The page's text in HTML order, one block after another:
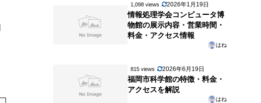
1,098 views 2026年1月19日
情報処理学会コンピュータ博
物館の展示内容・営業時間・
料金・アクセス情報
はね
815 views 2026年6月19日
福岡市科学館の特徴・料金・
アクセスを解説
はね